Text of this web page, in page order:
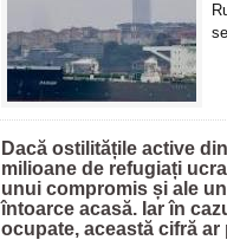
Dacă ostilitățile active
milioane de refugiați
unui compromis și ale
întoarce acasă. Iar în
ocupate, această cifră ar